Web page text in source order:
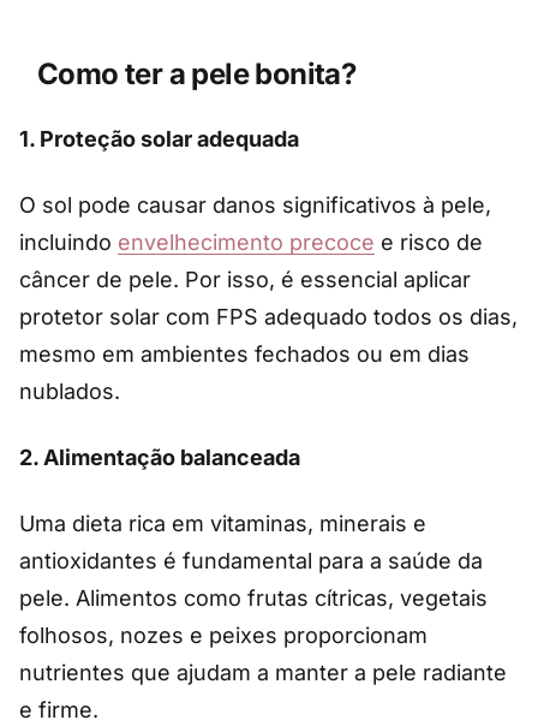
Como ter a pele bonita?
1. Proteção solar adequada
O sol pode causar danos significativos à pele,
incluindo envelhecimento precoce e risco de
câncer de pele. Por isso, é essencial aplicar
protetor solar com FPS adequado todos os dias,
mesmo em ambientes fechados ou em dias
nublados.
2. Alimentação balanceada
Uma dieta rica em vitaminas, minerais e
antioxidantes é fundamental para a saúde da
pele. Alimentos como frutas cítricas, vegetais
folhosos, nozes e peixes proporcionam
nutrientes que ajudam a manter a pele radiante
e firme.